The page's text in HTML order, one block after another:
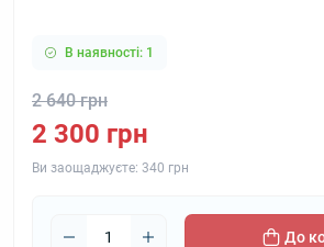
В наявності: 1
2 640 грн
2 300 грн
Ви заощаджуєте: 340 грн
До